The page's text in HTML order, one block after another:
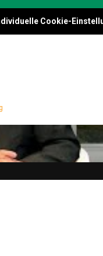
Bitte
abgewählt werden.
Cookie-